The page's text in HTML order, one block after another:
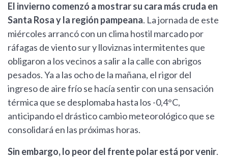
El invierno comenzó a mostrar su cara más cruda en
Santa Rosa y la región pampeana. La jornada de este
miércoles arrancó con un clima hostil marcado por
ráfagas de viento sur y lloviznas intermitentes que
obligaron a los vecinos a salir a la calle con abrigos
pesados. Ya a las ocho de la mañana, el rigor del
ingreso de aire frío se hacía sentir con una sensación
térmica que se desplomaba hasta los -0,4°C,
anticipando el drástico cambio meteorológico que se
consolidará en las próximas horas.
Sin embargo, lo peor del frente polar está por venir.